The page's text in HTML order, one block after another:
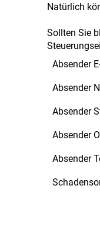
Natürlich
Sollten Sie
Absender
Absender
Absender
Absender
Absender